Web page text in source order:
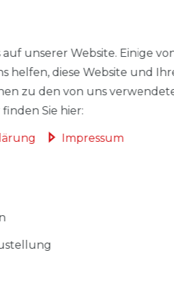
- Union Island 502-503
Island
Papst Benedikt XVI.
(kompl.Ausg.)
unserer Website. Einige
helfen, diese Website und
zu den von uns
Sie hier:
Impressum